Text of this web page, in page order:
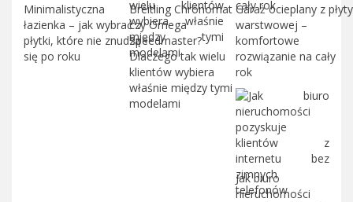
Minimalistyczna
łazienka – jak wybrać
płytki, które nie znudzą
się po roku
Breitling Chronomat
czy Omega
Speedmaster?
Dlaczego tak wielu
klientów wybiera
właśnie między tymi
modelami
Garaż ocieplany z płyty
warstwowej –
komfortowe
rozwiązanie na cały
rok
Jak biuro
nieruchomości